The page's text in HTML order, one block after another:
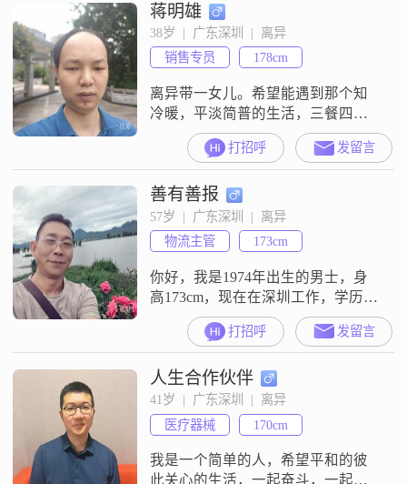
己是一个独立自信且乐观积极的
人。在生活中，我特别喜欢精致的
生活，追求每一个细节的美好。健
康管理对我来说也很重要，我会合
理安排自己的饮食和运
蒋明雄
38岁  |  广东深圳  |  离异
销售专员
178cm
离异带一女儿。希望能遇到那个知
冷暖，平淡简普的生活，三餐四季
冷暖相依。
打招呼 发留言
善有善报
57岁  |  广东深圳  |  离异
物流主管
173cm
你好，我是1974年出生的男士，身
高173cm，现在在深圳工作，学历是
大专，月收入在12001到20000元之
间。我平时给人的感觉是稳重可
靠，性格真诚，情绪也比较稳定，
对待事情和人都习惯真诚相待。生
活里我比较追求稳定安逸的状态，
平时也懂得勤俭节约。空闲的时
候，我挺喜欢外出旅行，也会去钓
鱼静心，觉得这些方式能让人放松
下来
打招呼 发留言
人生合作伙伴
41岁  |  广东深圳  |  离异
医疗器械
170cm
我是一个简单的人，希望平和的彼
此关心的生活，一起奋斗，一起努